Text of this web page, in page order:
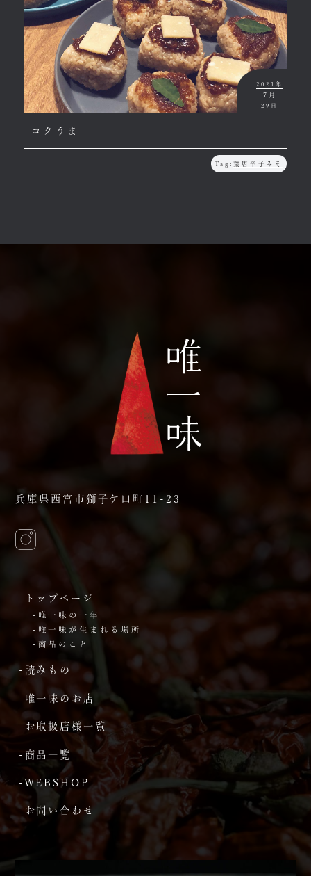
2021年
7月
29日
コクうま
Tag:葉唐辛子みそ
兵庫県西宮市獅子ケ口町11-23
-トップページ
-唯一味の一年
-唯一味が生まれる場所
-商品のこと
-読みもの
-唯一味のお店
-お取扱店様一覧
-商品一覧
-WEBSHOP
-お問い合わせ